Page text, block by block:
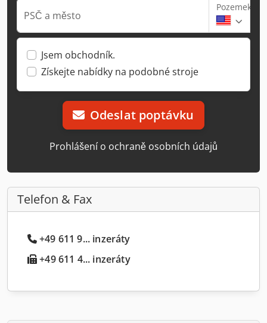
PSČ a město
Pozemek
Jsem obchodník.
Získejte nabídky na podobné stroje
Odeslat poptávku
Prohlášení o ochraně osobních údajů
Telefon & Fax
+49 611 9... inzeráty
+49 611 4... inzeráty